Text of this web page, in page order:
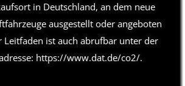
in Deutschland, an dem neue
ausgestellt oder angeboten
Leitfaden ist auch abrufbar unter der
https://www.dat.de/co2/.